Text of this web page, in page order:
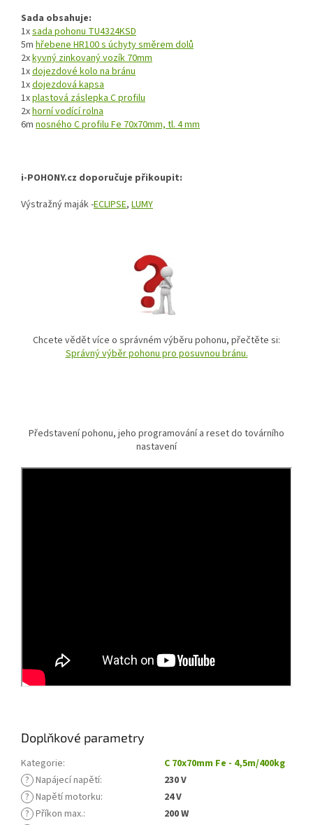
Sada obsahuje:
1xsada pohonuTU4324KSD
5m hřebene HR100 s úchyty směrem dolů
2xkyvný zinkovaný vozík 70mm
1xdojezdové kolo na bránu
1xdojezdová kapsa
1xplastová záslepka C profilu
2xhorní vodící rolna
6m nosného C profilu Fe 70x70mm, tl. 4 mm
i-POHONY.cz doporučuje přikoupit:
Výstražný maják -ECLIPSE, LUMY
Chcete vědět více o správném výběru pohonu, přečtěte si:
Správný výběr pohonu pro posuvnou bránu.
Představení pohonu, jeho programování a reset do továrního
nastavení
Doplňkové parametry
Kategorie:
C 70x70mm Fe - 4,5m/400kg
? Napájecí napětí:
230 V
? Napětí motorku:
24 V
? Příkon max.:
200 W